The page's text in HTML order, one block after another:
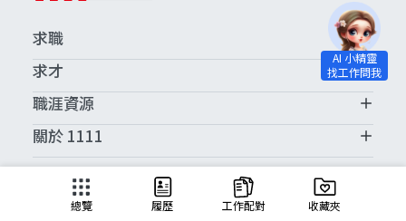
求職
求才
職涯資源
關於 1111
求職服務中心
總覽 履歷 工作配對 收藏夾